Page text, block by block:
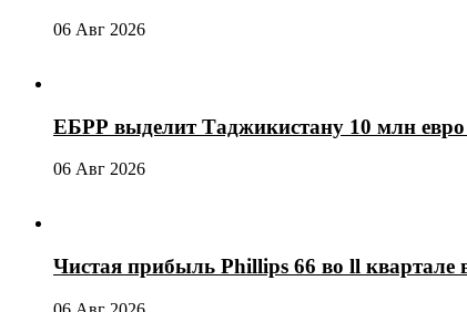
06 Авг 2026
ЕБРР выделит Таджикистану 10 млн евро
06 Авг 2026
Чистая прибыль Phillips 66 во ll квартале